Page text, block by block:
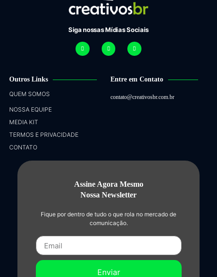
Siga nossas Mídias Sociais
Outros Links
QUEM SOMOS
NOSSA EQUIPE
MEDIA KIT
TERMOS E PRIVACIDADE
CONTATO
Entre em Contato
contato@creativosbr.com.br
Assine Agora Mesmo
Nossa Newsletter
Fique por dentro de tudo o que rola no mercado de
comunicação.
Enviar